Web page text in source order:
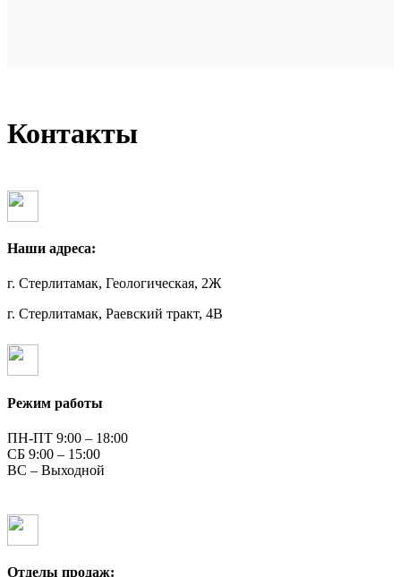
Контакты
Наши адреса:
г. Стерлитамак, Геологическая, 2Ж
г. Стерлитамак, Раевский тракт, 4В
Режим работы
ПН-ПТ 9:00 – 18:00
СБ 9:00 – 15:00
ВС – Выходной
Отделы продаж: